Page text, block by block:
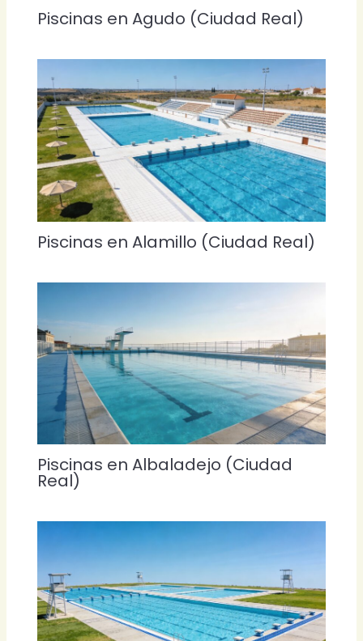
Piscinas en Agudo (Ciudad Real)
Piscinas en Alamillo (Ciudad Real)
Piscinas en Albaladejo (Ciudad
Real)